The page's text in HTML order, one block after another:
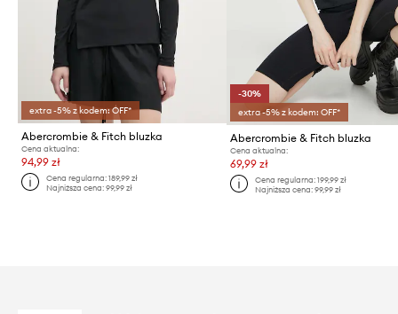
extra -5% z kodem: OFF*
Abercrombie & Fitch bluzka
Cena aktualna:
94,99 zł
Cena regularna:189,99 zł
Najniższa cena:99,99 zł
-30%
extra -5% z kodem: OFF*
Abercrombie & Fitch bluzka
Cena aktualna:
69,99 zł
Cena regularna: 199,99 zł
Najniższa cena: 99,99 zł